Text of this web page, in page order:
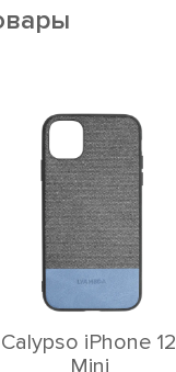
Calypso iPhone 12
Mini